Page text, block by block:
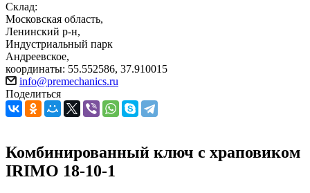
Склад:
Московская область,
Ленинский р-н,
Индустриальный парк
Андреевское,
координаты: 55.552586, 37.910015
info@premechanics.ru
Поделиться
Комбинированный ключ с храповиком
IRIMO 18-10-1